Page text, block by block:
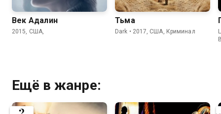
Век Адалин
2015, США,
Тьма
Dark • 2017, США, Криминал
Ещё в жанре: